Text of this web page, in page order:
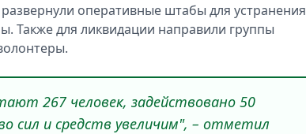
оперативные штабы для устранения
Также для ликвидации направили группы
267 человек, задействовано 50
сил и средств увеличим", – отметил